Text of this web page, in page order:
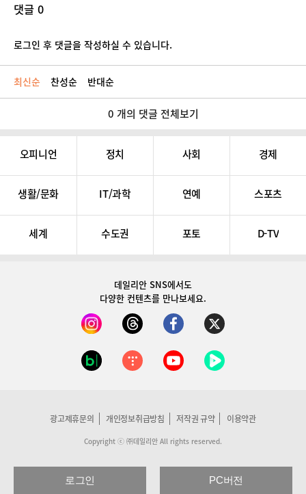
댓글 0
로그인 후 댓글을 작성하실 수 있습니다.
최신순 찬성순 반대순
0 개의 댓글 전체보기
오피니언 정치 사회 경제
생활/문화 IT/과학 연예 스포츠
세계 수도권 포토 D-TV
데일리안 SNS에서도
다양한 컨텐츠를 만나보세요.
광고제휴문의 개인정보취급방침 저작권 규약 이용약관
Copyright ⓒ ㈜데일리안 All rights reserved.
로그인 PC버전